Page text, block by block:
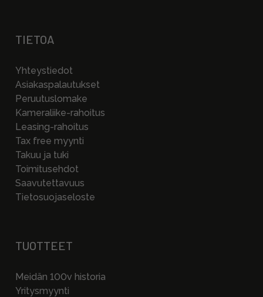
TIETOA
Yhteystiedot
Asiakaspalautukset
Peruutuslomake
Kameraliike-rahoitus
Leasing-rahoitus
Tax free myynti
Takuu ja tuki
Toimitusehdot
Saavutettavuus
Tietosuojaseloste
TUOTTEET
Meidän 100v historia
Yritysmyynti